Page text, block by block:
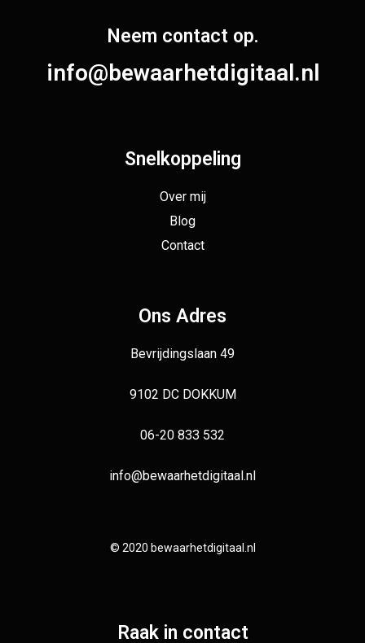
Neem contact op.
info@bewaarhetdigitaal.nl
Snelkoppeling
Over mij
Blog
Contact
Ons Adres
Bevrijdingslaan 49
9102 DC DOKKUM
06-20 833 532
info@bewaarhetdigitaal.nl
© 2020 bewaarhetdigitaal.nl
Raak in contact